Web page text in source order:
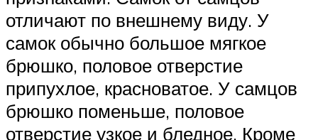
отличают по внешнему виду. У
самок обычно большое мягкое
брюшко, половое отверстие
припухлое, красноватое. У самцов
брюшко поменьше, половое
отверстие узкое и бледное. Кроме